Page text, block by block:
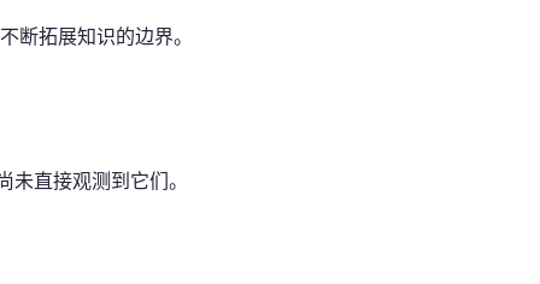
断拓展知识的边界。
未直接观测到它们。